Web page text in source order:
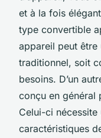
et à la fois
type convertible
appareil peut
traditionnel, soit
besoins. D’un
conçu en général
Celui-ci
caractéristiques